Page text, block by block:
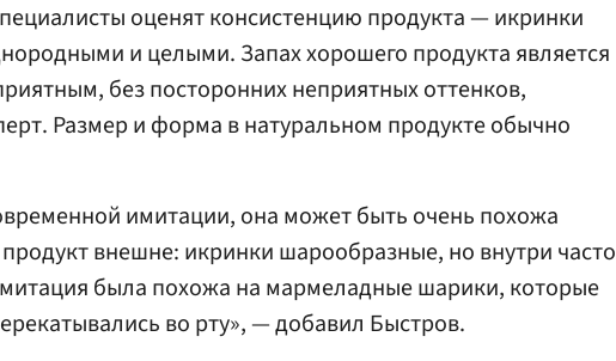
оценят консистенцию продукта — икринки
и целыми. Запах хорошего продукта является
без посторонних неприятных оттенков,
Размер и форма в натуральном продукте обычно
имитации, она может быть очень похожа
внешне: икринки шарообразные, но внутри часто
была похожа на мармеладные шарики, которые
во рту», — добавил Быстров.